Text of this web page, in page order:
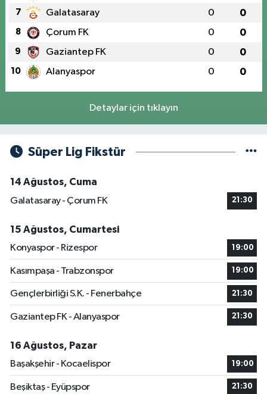
7 Galatasaray 0 0
8 Çorum FK 0 0
9 Gaziantep FK 0 0
10 Alanyaspor 0 0
Detaylar için tıklayın
Süper Lig Fikstür
14 Ağustos, Cuma
Galatasaray - Çorum FK
21:30
15 Ağustos, Cumartesi
Konyaspor - Rizespor
19:00
Kasımpaşa - Trabzonspor 19:00
Gençlerbirliği S.K. - Fenerbahçe 21:30
Gaziantep FK - Alanyaspor 21:30
16 Ağustos, Pazar
Başakşehir - Kocaelispor
19:00
Beşiktaş - Eyüpspor 21:30